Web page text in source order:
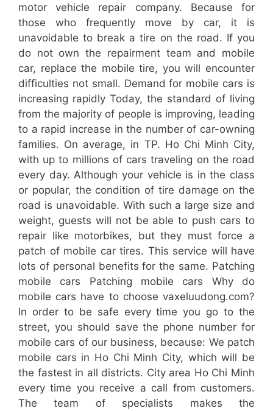
motor vehicle repair company. Because for
those who frequently move by car, it is
unavoidable to break a tire on the road. If you
do not own the repairment team and mobile
car, replace the mobile tire, you will encounter
difficulties not small. Demand for mobile cars is
increasing rapidly Today, the standard of living
from the majority of people is improving, leading
to a rapid increase in the number of car-owning
families. On average, in TP. Ho Chi Minh City,
with up to millions of cars traveling on the road
every day. Although your vehicle is in the class
or popular, the condition of tire damage on the
road is unavoidable. With such a large size and
weight, guests will not be able to push cars to
repair like motorbikes, but they must force a
patch of mobile car tires. This service will have
lots of personal benefits for the same. Patching
mobile cars Patching mobile cars Why do
mobile cars have to choose vaxeluudong.com?
In order to be safe every time you go to the
street, you should save the phone number for
mobile cars of our business, because: We patch
mobile cars in Ho Chi Minh City, which will be
the fastest in all districts. City area Ho Chi Minh
every time you receive a call from customers.
The team of specialists makes the